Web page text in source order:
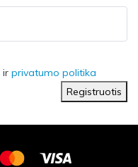
ir privatumo politika
Registruotis